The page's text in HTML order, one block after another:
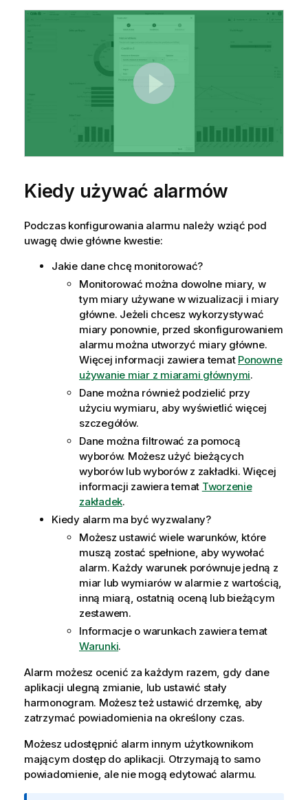
Kiedy używać alarmów
Podczas konfigurowania alarmu należy wziąć pod
uwagę dwie główne kwestie:
Jakie dane chcę monitorować?
Monitorować można dowolne miary, w
tym miary używane w wizualizacji i miary
główne. Jeżeli chcesz wykorzystywać
miary ponownie, przed skonfigurowaniem
alarmu można utworzyć miary główne.
Więcej informacji zawiera temat Ponowne
używanie miar z miarami głównymi.
Dane można również podzielić przy
użyciu wymiaru, aby wyświetlić więcej
szczegółów.
Dane można filtrować za pomocą
wyborów. Możesz użyć bieżących
wyborów lub wyborów z zakładki. Więcej
informacji zawiera temat Tworzenie
zakładek.
Kiedy alarm ma być wyzwalany?
Możesz ustawić wiele warunków, które
muszą zostać spełnione, aby wywołać
alarm. Każdy warunek porównuje jedną z
miar lub wymiarów w alarmie z wartością,
inną miarą, ostatnią oceną lub bieżącym
zestawem.
Informacje o warunkach zawiera temat
Warunki.
Alarm możesz ocenić za każdym razem, gdy dane
aplikacji ulegną zmianie, lub ustawić stały
harmonogram. Możesz też ustawić drzemkę, aby
zatrzymać powiadomienia na określony czas.
Możesz udostępnić alarm innym użytkownikom
mającym dostęp do aplikacji. Otrzymają to samo
powiadomienie, ale nie mogą edytować alarmu.